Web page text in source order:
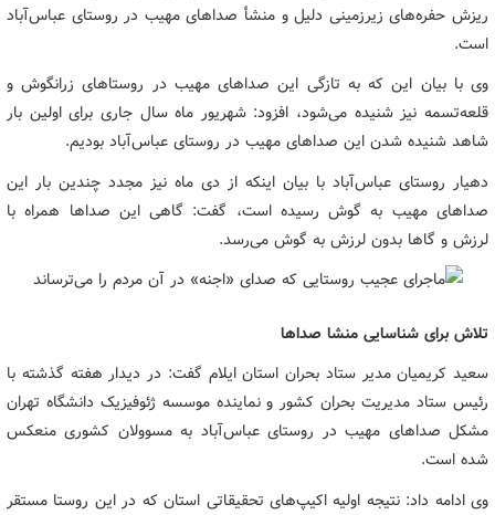
ریزش حفره‌های زیرزمینی دلیل و منشأ صداهای مهیب در روستای عباس‌آباد
است.
وی با بیان این‌ که به تازگی این صداهای مهیب در روستاهای زرانگوش و
قلعه‌تسمه نیز شنیده می‌شود، افزود: شهریور ماه سال جاری برای اولین بار
شاهد شنیده شدن این صداهای مهیب در روستای عباس‌آباد بودیم.
دهیار روستای عباس‌آباد با بیان اینکه از دی ماه نیز مجدد چندین بار این
صداهای مهیب به گوش رسیده است، گفت: گاهی این صداها همراه با
لرزش و گاها بدون لرزش به گوش می‌رسد.
تلاش برای شناسایی منشا صداها
سعید کریمیان مدیر ستاد بحران استان ایلام گفت: در دیدار هفته گذشته با
رئیس ستاد مدیریت بحران کشور و نماینده موسسه ژئوفیزیک دانشگاه تهران
مشکل صداهای مهیب در روستای عباس‌آباد به مسوولان کشوری منعکس
‌شده است.
وی ادامه داد: نتیجه اولیه اکیپ‌های تحقیقاتی استان که در این روستا مستقر